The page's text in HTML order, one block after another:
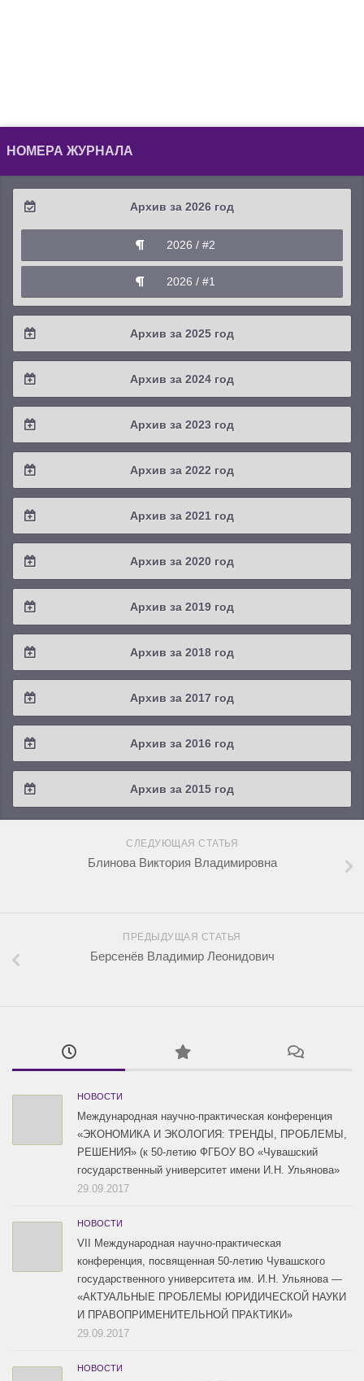
НОМЕРА ЖУРНАЛА
Архив за 2026 год
2026 / #2
2026 / #1
Архив за 2025 год
2025 / #4
2025 / #3
2025 / #1
Архив за 2024 год
2024 / #4
2024 / #3
2024 / #1
Архив за 2023 год
2023 / #4
2023 / #3
2023 / #1
Архив за 2022 год
2022 / #4
2022 / #3
2022 / #1
Архив за 2021 год
2021 / #4
2021 / #3
2021 / #1
Архив за 2020 год
2020 / #4
2020 / #3
2020 / #1
Архив за 2019 год
2019 / #4
2019 / #3
2019 / #1
Архив за 2018 год
2018 / #4
2018 / #3
2018 / #1
Архив за 2017 год
2017 / #4
2017 / #3
2017 / #1
Архив за 2016 год
2016 / #4
2016 / #3
2016 / #2
Архив за 2015 год
2015 / #3
2015 / #2
СЛЕДУЮЩАЯ СТАТЬЯ
Блинова Виктория Владимировна
ПРЕДЫДУЩАЯ СТАТЬЯ
Берсенёв Владимир Леонидович
НОВОСТИ
Международная научно-практическая конференция
«ЭКОНОМИКА И ЭКОЛОГИЯ: ТРЕНДЫ, ПРОБЛЕМЫ,
РЕШЕНИЯ» (к 50-летию ФГБОУ ВО «Чувашский
государственный университет имени И.Н. Ульянова»
29.09.2017
НОВОСТИ
VII Международная научно-практическая
конференция, посвященная 50-летию Чувашского
государственного университета им. И.Н. Ульянова —
«АКТУАЛЬНЫЕ ПРОБЛЕМЫ ЮРИДИЧЕСКОЙ НАУКИ
И ПРАВОПРИМЕНИТЕЛЬНОЙ ПРАКТИКИ»
29.09.2017
НОВОСТИ